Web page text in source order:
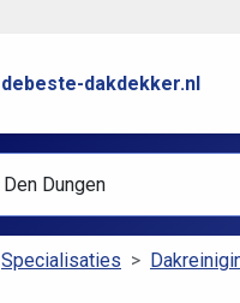
debeste-dakdekker.nl
Specialisaties